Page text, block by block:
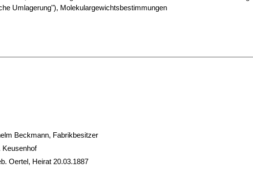
Umlagerung"), Molekulargewichtsbestimmungen
Beckmann, Fabrikbesitzer
Keusenhof
Oertel, Heirat 20.03.1887